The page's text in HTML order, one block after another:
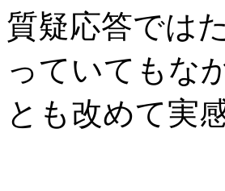
質疑応答では
っていてもな
とも改めて実